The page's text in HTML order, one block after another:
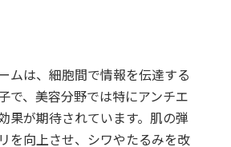
ムは、細胞間で情報を伝達する
で、美容分野では特にアンチエ
果が期待されています。肌の弾
を向上させ、シワやたるみを改